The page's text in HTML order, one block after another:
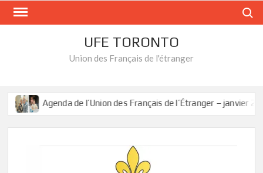
Skip
UFE TORONTO
Union des Français de l'étranger
Agenda de l’Union des Français de l’Étranger – janvier 2025